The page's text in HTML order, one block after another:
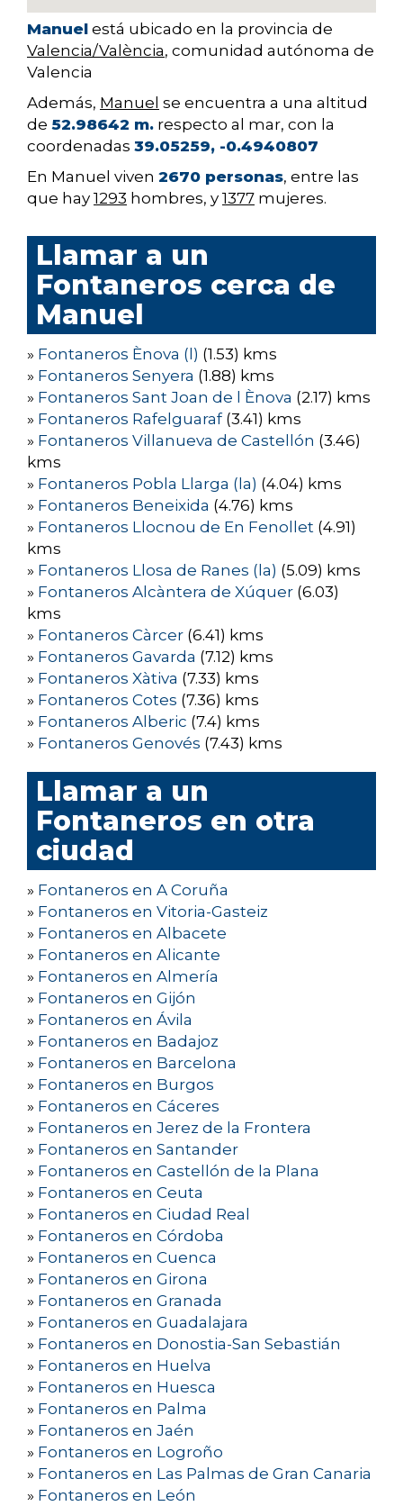
Manuel está ubicado en la provincia de
Valencia/València, comunidad autónoma de
Valencia
Además, Manuel se encuentra a una altitud
de 52.98642 m. respecto al mar, con la
coordenadas 39.05259, -0.4940807
En Manuel viven 2670 personas, entre las
que hay 1293 hombres, y 1377 mujeres.
Llamar a un
Fontaneros cerca de
Manuel
» Fontaneros Ènova (l) (1.53) kms
» Fontaneros Senyera (1.88) kms
» Fontaneros Sant Joan de l Ènova (2.17) kms
» Fontaneros Rafelguaraf(3.41) kms
» Fontaneros Villanueva de Castellón (3.46)
kms
» Fontaneros Pobla Llarga (la) (4.04) kms
» Fontaneros Beneixida (4.76) kms
» Fontaneros Llocnou de En Fenollet (4.91)
kms
» Fontaneros Llosa de Ranes (la) (5.09) kms
» Fontaneros Alcàntera de Xúquer (6.03)
kms
» Fontaneros Càrcer (6.41) kms
» Fontaneros Gavarda (7.12) kms
» Fontaneros Xàtiva (7.33) kms
» Fontaneros Cotes (7.36) kms
» Fontaneros Alberic (7.4) kms
» Fontaneros Genovés (7.43) kms
Llamar a un
Fontaneros en otra
ciudad
» Fontaneros en A Coruña
» Fontaneros en Vitoria-Gasteiz
» Fontaneros en Albacete
» Fontaneros en Alicante
» Fontaneros en Almería
» Fontaneros en Gijón
» Fontaneros en Ávila
» Fontaneros en Badajoz
» Fontaneros en Barcelona
» Fontaneros en Burgos
» Fontaneros en Cáceres
» Fontaneros en Jerez de la Frontera
» Fontaneros en Santander
» Fontaneros en Castellón de la Plana
» Fontaneros en Ceuta
» Fontaneros en Ciudad Real
» Fontaneros en Córdoba
» Fontaneros en Cuenca
» Fontaneros en Girona
» Fontaneros en Granada
» Fontaneros en Guadalajara
» Fontaneros en Donostia-San Sebastián
» Fontaneros en Huelva
» Fontaneros en Huesca
» Fontaneros en Palma
» Fontaneros en Jaén
» Fontaneros en Logroño
» Fontaneros en Las Palmas de Gran Canaria
» Fontaneros en León